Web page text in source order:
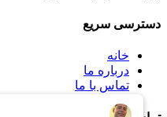
دسترسی سریع
خانه
درباره ما
تماس با ما